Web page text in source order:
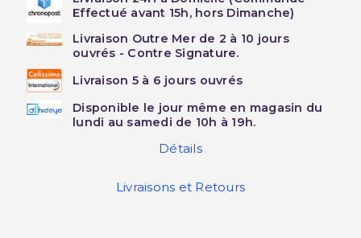
Effectué avant 15h, hors Dimanche)
Livraison Outre Mer de 2 à 10 jours
ouvrés - Contre Signature.
Livraison 5 à 6 jours ouvrés
Disponible le jour même en magasin du
lundi au samedi de 10h à 19h.
Détails
Livraisons et Retours